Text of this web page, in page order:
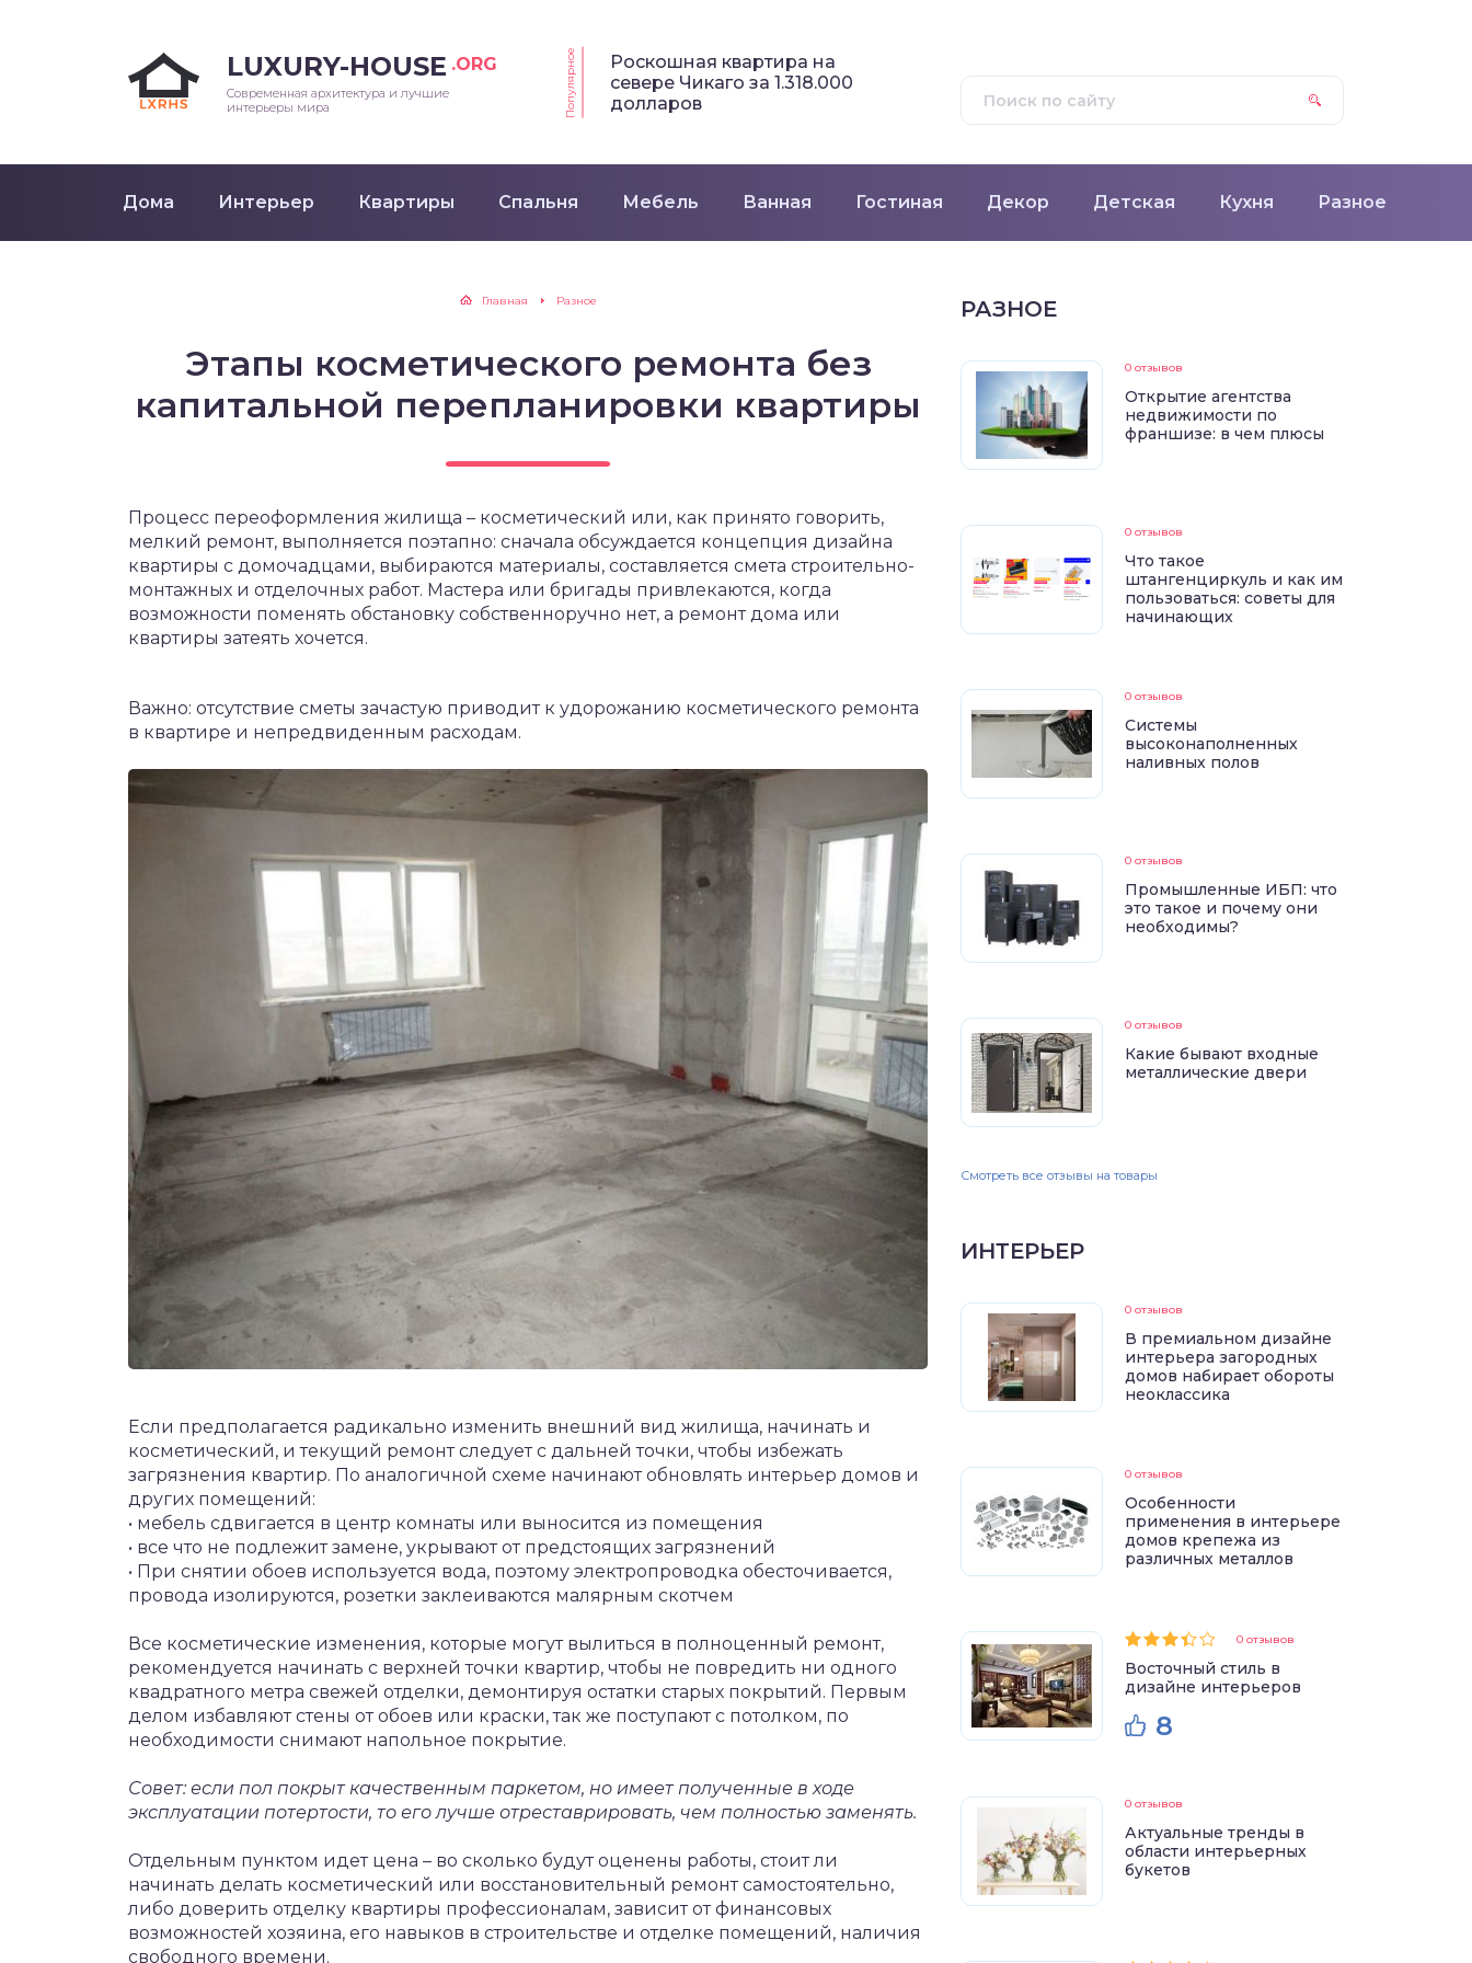
LUXURY-HOUSE .ORG
Современная архитектура и лучшие
интерьеры мира
Популярное
Роскошная квартира на
севере Чикаго за 1.318.000
долларов
Дома Интерьер Квартиры Спальня Мебель Ванная Гостиная Декор Детская Кухня Разное
Главная Разное
Этапы косметического ремонта без
капитальной перепланировки квартиры
Процесс переоформления жилища – косметический или, как принято говорить,
мелкий ремонт, выполняется поэтапно: сначала обсуждается концепция дизайна
квартиры с домочадцами, выбираются материалы, составляется смета строительно-
монтажных и отделочных работ. Мастера или бригады привлекаются, когда
возможности поменять обстановку собственноручно нет, а ремонт дома или
квартиры затеять хочется.
Важно: отсутствие сметы зачастую приводит к удорожанию косметического ремонта
в квартире и непредвиденным расходам.
Если предполагается радикально изменить внешний вид жилища, начинать и
косметический, и текущий ремонт следует с дальней точки, чтобы избежать
загрязнения квартир. По аналогичной схеме начинают обновлять интерьер домов и
других помещений:
• мебель сдвигается в центр комнаты или выносится из помещения
• все что не подлежит замене, укрывают от предстоящих загрязнений
• При снятии обоев используется вода, поэтому электропроводка обесточивается,
провода изолируются, розетки заклеиваются малярным скотчем
Все косметические изменения, которые могут вылиться в полноценный ремонт,
рекомендуется начинать с верхней точки квартир, чтобы не повредить ни одного
квадратного метра свежей отделки, демонтируя остатки старых покрытий. Первым
делом избавляют стены от обоев или краски, так же поступают с потолком, по
необходимости снимают напольное покрытие.
Совет: если пол покрыт качественным паркетом, но имеет полученные в ходе
эксплуатации потертости, то его лучше отреставрировать, чем полностью заменять.
Отдельным пунктом идет цена – во сколько будут оценены работы, стоит ли
начинать делать косметический или восстановительный ремонт самостоятельно,
либо доверить отделку квартиры профессионалам, зависит от финансовых
возможностей хозяина, его навыков в строительстве и отделке помещений, наличия
свободного времени.
РАЗНОЕ
0 отзывов
Открытие агентства
недвижимости по
франшизе: в чем плюсы
0 отзывов
Что такое
штангенциркуль и как им
пользоваться: советы для
начинающих
0 отзывов
Системы
высоконаполненных
наливных полов
0 отзывов
Промышленные ИБП: что
это такое и почему они
необходимы?
0 отзывов
Какие бывают входные
металлические двери
Смотреть все отзывы на товары
ИНТЕРЬЕР
0 отзывов
В премиальном дизайне
интерьера загородных
домов набирает обороты
неоклассика
0 отзывов
Особенности
применения в интерьере
домов крепежа из
различных металлов
0 отзывов
Восточный стиль в
дизайне интерьеров
8
0 отзывов
Актуальные тренды в
области интерьерных
букетов